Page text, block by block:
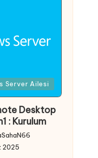
Server Ailesi
Desktop
: Kurulum
2025